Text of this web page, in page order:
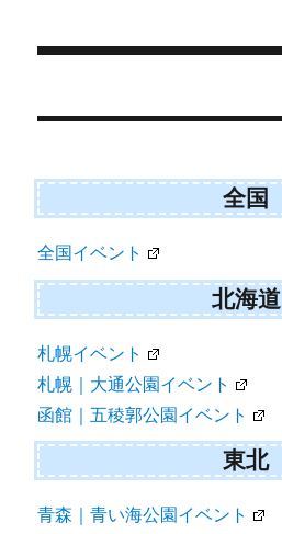
稿
ビ
ー
シ
ョ
ン
全国
全国イベント
北海道
札幌イベント
札幌｜大通公園イベント
函館｜五稜郭公園イベント
東北
青森｜青い海公園イベント